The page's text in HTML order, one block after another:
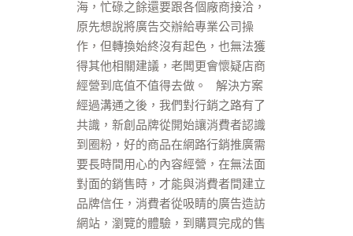
海，忙碌之餘還要跟各個廠商接洽，
原先想說將廣告交辦給專業公司操
作，但轉換始終沒有起色，也無法獲
得其他相關建議，老闆更會懷疑店商
經營到底值不值得去做。 解決方案
經過溝通之後，我們對行銷之路有了
共識，新創品牌從開始讓消費者認識
到圈粉，好的商品在網路行銷推廣需
要長時間用心的內容經營，在無法面
對面的銷售時，才能與消費者間建立
品牌信任，消費者從吸睛的廣告造訪
網站，瀏覽的體驗，到購買完成的售